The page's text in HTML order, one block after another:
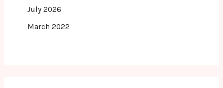
July 2026
March 2022